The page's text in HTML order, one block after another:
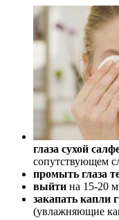
глаза сухой
сопутствующем
промыть глаза
выйти на 15-20
закапать капли
(увлажняющие